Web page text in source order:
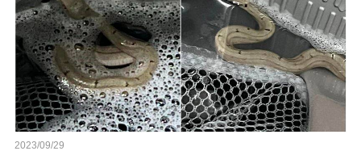
2023/09/29